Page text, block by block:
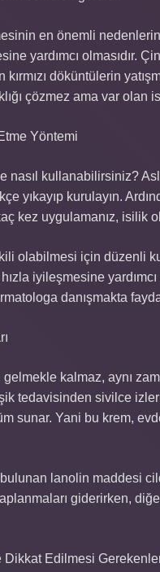
en önemli
yardımcı olmasıdır.
döküntülerin
çözmez ama var olan
Yöntemi
nasıl kullanabilirsiniz?
yıkayıp kurulayın.
kez uygulamanız, isilik
olabilmesi için düzenli
iyileşmesine
danışmakta
kalmaz, aynı
tedavisinden sivilce
sunar. Yani bu krem,
lanolin maddesi
giderirken,
Dikkat Edilmesi